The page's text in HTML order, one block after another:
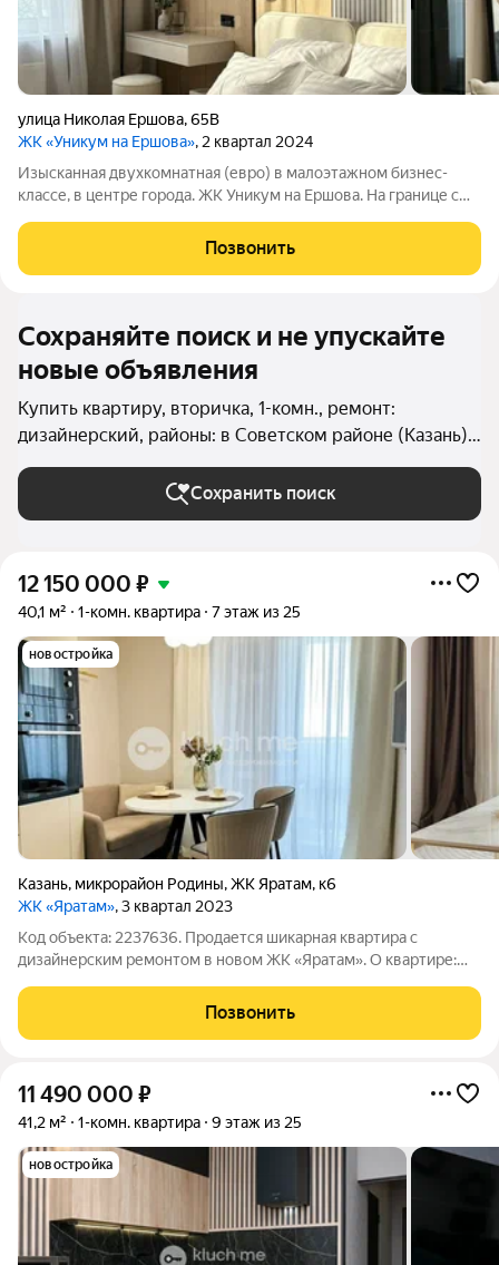
улица Николая Ершова,65В
ЖК «Уникум на Ершова», 2 квартал 2024
Изысканная двухкомнатная (евро) в малоэтажном бизнес-
классе, в центре города. ЖК Уникум на Ершова. На границе с
предложение как для личного проживания, так и для
инвестиций с высокой доходностью от
Позвонить
Сохраняйте поиск и не упускайте
новые объявления
Купить квартиру, вторичка, 1-комн., ремонт:
дизайнерский, районы: в Советском районе (Казань)
в Казани
Сохранить поиск
12 150 000 ₽
40,1 м² 1-комн. квартира 7 этаж из 25
новостройка
Казань, микрорайон Родины,ЖК Яратам, к6
ЖК «Яратам», 3 квартал 2023
Код объекта: 2237636. Продается шикарная квартира с
дизайнерским ремонтом в новом ЖК «Яратам». О квартире:
расположена на комфортном 7-ом этаже 16-ти этажного дома.
Изюминкой данной квартиры является
Позвонить
11 490 000 ₽
41,2 м² 1-комн. квартира 9 этаж из 25
новостройка